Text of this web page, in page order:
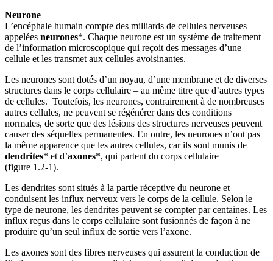
Neurone
L’encéphale humain compte des milliards de cellules nerveuses
appelées neurones*. Chaque neurone est un système de traitement
de l’information microscopique qui reçoit des messages d’une
cellule et les transmet aux cellules avoisinantes.
Les neurones sont dotés d’un noyau, d’une membrane et de diverses
structures dans le corps cellulaire – au même titre que d’autres types
de cellules. Toutefois, les neurones, contrairement à de nombreuses
autres cellules, ne peuvent se régénérer dans des conditions
normales, de sorte que des lésions des structures nerveuses peuvent
causer des séquelles permanentes. En outre, les neurones n’ont pas
la même apparence que les autres cellules, car ils sont munis de
dendrites* et d’axones*, qui partent du corps cellulaire
(figure 1.2‑1).
Les dendrites sont situés à la partie réceptive du neurone et
conduisent les influx nerveux vers le corps de la cellule. Selon le
type de neurone, les dendrites peuvent se compter par centaines. Les
influx reçus dans le corps cellulaire sont fusionnés de façon à ne
produire qu’un seul influx de sortie vers l’axone.
Les axones sont des fibres nerveuses qui assurent la conduction de